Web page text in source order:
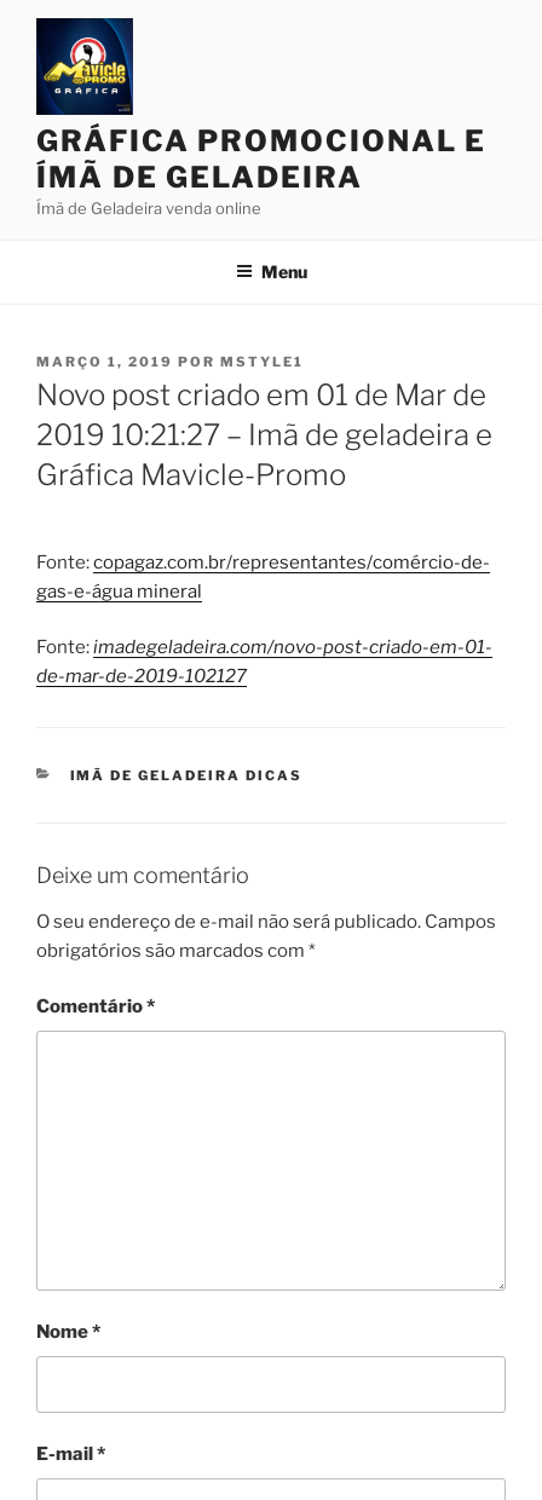
Pular
conteúdo
GRÁFICA PROMOCIONAL E
ÍMÃ DE GELADEIRA
Ímã de Geladeira venda online
Menu
PUBLICADO
EM
MARÇO 1, 2019 POR MSTYLE1
Novo post criado em 01 de Mar de
2019 10:21:27 – Imã de geladeira e
Gráfica Mavicle-Promo
Fonte:copagaz.com.br/representantes/comércio-de-
gas-e-água mineral
Fonte:imadegeladeira.com/novo-post-criado-em-01-
de-mar-de-2019-102127
CATEGORIAS
IMÃ DE GELADEIRA DICAS
Deixe um comentário
O seu endereço de e-mail não será publicado. Campos
obrigatórios são marcados com *
Comentário*
Nome*
E-mail*